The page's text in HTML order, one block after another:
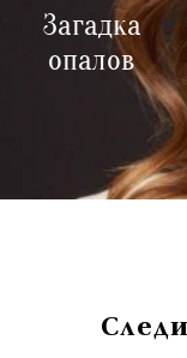
Загадка
опалов